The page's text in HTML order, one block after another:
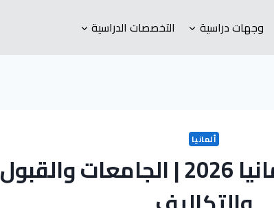
وجهات دراسية التخصصات الدراسية
ألمانيا
الدراسة في ألمانيا 2026 | الجامعات والقبول